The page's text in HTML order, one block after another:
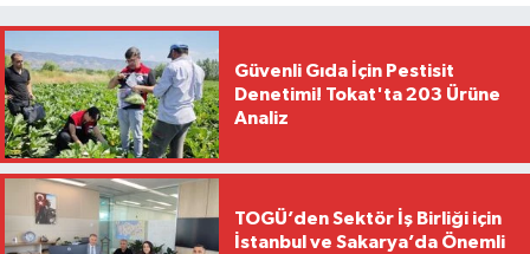
Güvenli Gıda İçin Pestisit
Denetimi! Tokat'ta 203 Ürüne
Analiz
TOGÜ’den Sektör İş Birliği için
İstanbul ve Sakarya’da Önemli